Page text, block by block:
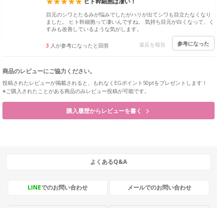
目元のシワとたるみが悩みでしたがハリが出てシワも目立たなくなり
ました。 ヒト幹細胞って凄いんですね。 気持ち目元が白くなって、く
すみも改善しているような気がします。
3 人が参考になったと回答 違反を報告 参考になった
商品のレビューにご協力ください。
投稿されたレビューが掲載されると、もれなくEGポイント50ptをプレゼントします！
※ご購入されたことがある商品のみレビュー投稿が可能です。
購入履歴からレビューを書く
よくあるQ&A
LINEでのお問い合わせ メールでのお問い合わせ